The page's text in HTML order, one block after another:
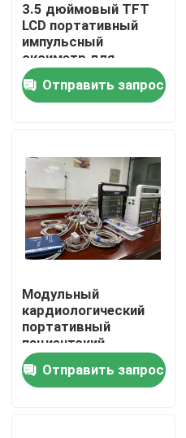
3.5 дюймовый TFT
LCD портативный
импульсный
оксиметр для
мониторинга EtCO2 и
SPO2Отправить запрос
Модульный
кардиологический
портативный
пациентский
монитор для скорой
помощи ICU OEM
ODM
Отправить запрос